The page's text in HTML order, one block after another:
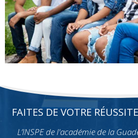
FAITES DE VOTRE
L’INSPE de l'académie de la